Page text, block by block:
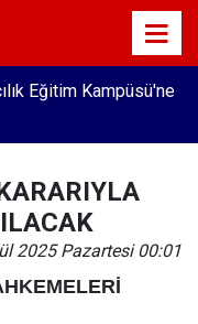
Eğitim Kampüsü'ne
2025 Pazartesi 00:01